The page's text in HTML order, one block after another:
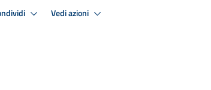
Vedi azioni